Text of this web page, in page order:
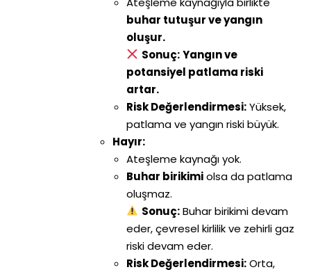
buhar tutuşur ve yangın
oluşur.
Sonuç: Yangın ve
potansiyel patlama riski
artar.
Risk Değerlendirmesi:Yüksek,
patlama ve yangın riski büyük.
Hayır:
Ateşleme kaynağı yok.
Buhar birikimiolsa da patlama
oluşmaz.
Sonuç:Buhar birikimi devam
eder, çevresel kirlilik ve zehirli gaz
riski devam eder.
Risk Değerlendirmesi:Orta,